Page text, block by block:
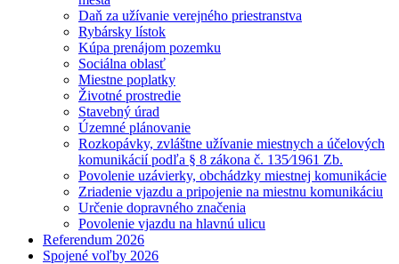
Daň za užívanie verejného priestranstva
Rybársky lístok
Kúpa prenájom pozemku
Sociálna oblasť
Miestne poplatky
Životné prostredie
Stavebný úrad
Územné plánovanie
Rozkopávky, zvláštne užívanie miestnych a účelových
komunikácií podľa § 8 zákona č. 135⁄1961 Zb.
Povolenie uzávierky, obchádzky miestnej komunikácie
Zriadenie vjazdu a pripojenie na miestnu komunikáciu
Určenie dopravného značenia
Povolenie vjazdu na hlavnú ulicu
Referendum 2026
Spojené voľby 2026